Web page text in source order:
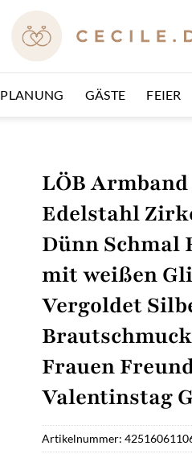
PLANUNG GÄSTE FEIER
LÖB
Edelstahl
Dünn Schmal
mit weißen
Vergoldet
Frauen
Valentinstag
Artikelnummer: